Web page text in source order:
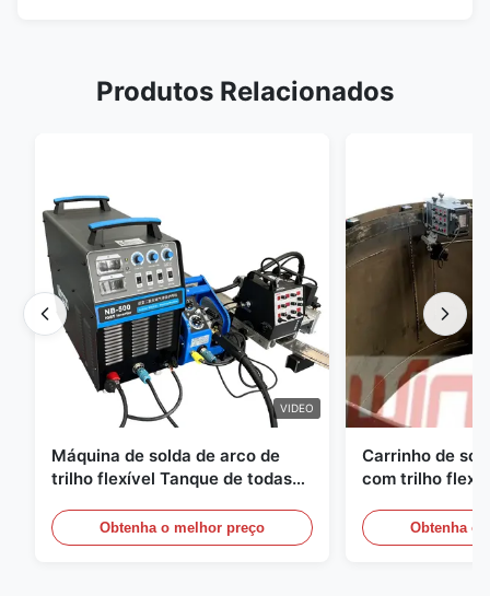
Produtos Relacionados
VIDEO
Máquina de solda de arco de
trilho flexível Tanque de todas
máquinas de construção
Obtenha o melhor preço
Carrinho de
com trilho
recipientes sob
Obtenha o